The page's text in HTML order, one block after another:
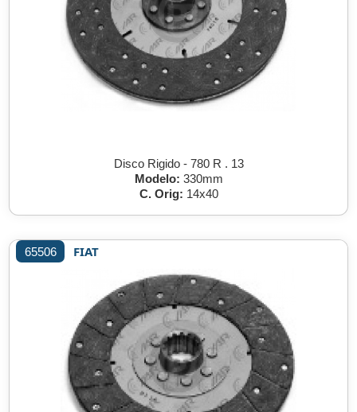
Disco Rigido - 780 R . 13
Modelo: 330mm
C. Orig: 14x40
65506 FIAT